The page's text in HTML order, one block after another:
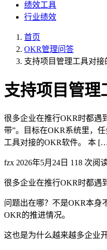
绩效工具
行业绩效
首页
OKR管理问答
支持项目管理工具对
支持项目管理
很多企业在推行OKR时都遇
带”。目标在OKR系统里，
工具对接的OKR软件。 本
fzx 2026年5月24日 118 次阅
很多企业在推行OKR时都遇
问题出在哪？不是OKR本身
OKR的推进情况。
这也是为什么越来越多企业